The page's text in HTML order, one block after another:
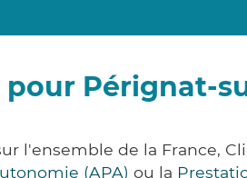
Pérignat-
de la France,
(APA) ou la